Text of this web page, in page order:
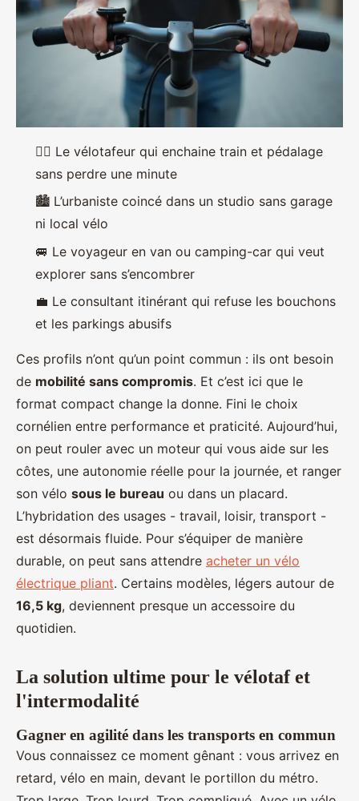
🚴‍♂️ Le vélotafeur qui enchaine train et pédalage
sans perdre une minute
🏙️ L’urbaniste coincé dans un studio sans garage
ni local vélo
🚐 Le voyageur en van ou camping-car qui veut
explorer sans s’encombrer
💼 Le consultant itinérant qui refuse les bouchons
et les parkings abusifs
Ces profils n’ont qu’un point commun : ils ont besoin
de mobilité sans compromis. Et c’est ici que le
format compact change la donne. Fini le choix
cornélien entre performance et praticité. Aujourd’hui,
on peut rouler avec un moteur qui vous aide sur les
côtes, une autonomie réelle pour la journée, et ranger
son vélo sous le bureau ou dans un placard.
L’hybridation des usages - travail, loisir, transport -
est désormais fluide. Pour s’équiper de manière
durable, on peut sans attendre acheter un vélo
électrique pliant. Certains modèles, légers autour de
16,5 kg, deviennent presque un accessoire du
quotidien.
La solution ultime pour le vélotaf et
l'intermodalité
Gagner en agilité dans les transports en commun
Vous connaissez ce moment gênant : vous arrivez en
retard, vélo en main, devant le portillon du métro.